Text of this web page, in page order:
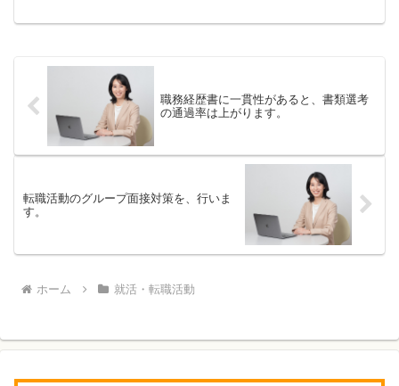
管理などが未経験でも、応...
職務経歴書に一貫性があると、書類選考
の通過率は上がります。
転職活動のグループ面接対策を、行いま
す。
ホーム 就活・転職活動